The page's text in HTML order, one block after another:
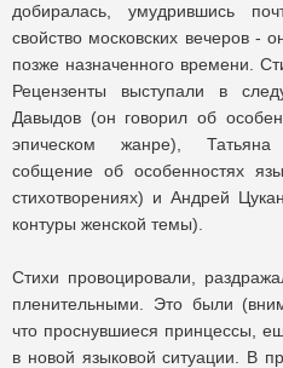
добиралась, умудрившись
свойство московских вечеров -
позже назначенного времени.
Рецензенты выступали в
Давыдов (он говорил об
эпическом жанре), Татьяна
собщение об особенностях
стихотворениях) и Андрей
контуры женской темы).
Стихи провоцировали,
пленительными. Это были
что проснувшиеся принцессы,
в новой языковой ситуации. В